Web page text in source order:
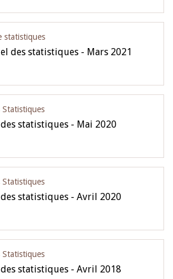
statistiques
des statistiques - Mars 2021
Statistiques
statistiques - Mai 2020
Statistiques
statistiques - Avril 2020
Statistiques
statistiques - Avril 2018